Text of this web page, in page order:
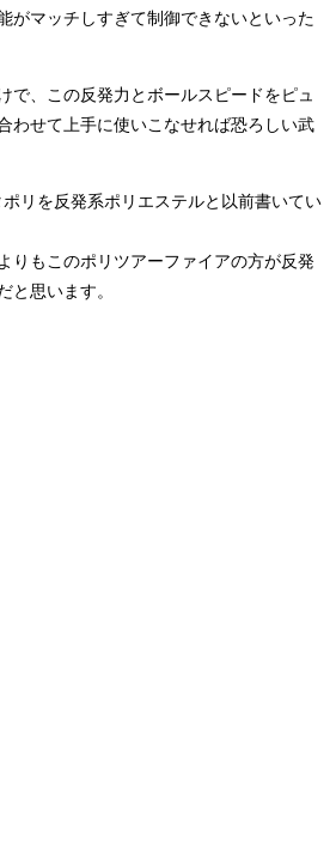
がマッチしすぎて制御できないといった
で、この反発力とボールスピードをピュ
わせて上手に使いこなせれば恐ろしい武
リを反発系ポリエステルと以前書いてい
りもこのポリツアーファイアの方が反発
と思います。